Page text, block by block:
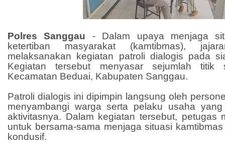
Polres Sanggau - Dalam upaya menjaga
ketertiban masyarakat (kamtibmas),
melaksanakan kegiatan patroli dialogis pada
Kegiatan tersebut menyasar sejumlah titik
Kecamatan Beduai, Kabupaten Sanggau.
Patroli dialogis ini dipimpin langsung oleh
menyambangi warga serta pelaku usaha
aktivitasnya. Dalam kegiatan tersebut, petugas
untuk bersama-sama menjaga situasi
kondusif.